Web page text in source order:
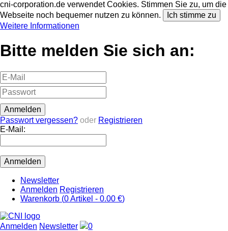
cni-corporation.de verwendet Cookies. Stimmen Sie zu, um die
Webseite noch bequemer nutzen zu können.
Ich stimme zu
Weitere Informationen
Bitte melden Sie sich an:
Passwort vergessen? oder Registrieren
E-Mail:
Newsletter
Anmelden Registrieren
Warenkorb (0Artikel - 0.00 €)
Anmelden Newsletter 0